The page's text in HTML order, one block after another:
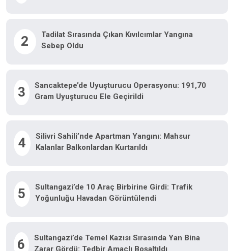
2
Tadilat Sırasında Çıkan Kıvılcımlar Yangına
Sebep Oldu
3
Sancaktepe’de Uyuşturucu Operasyonu: 191,70
Gram Uyuşturucu Ele Geçirildi
4
Silivri Sahili’nde Apartman Yangını: Mahsur
Kalanlar Balkonlardan Kurtarıldı
5
Sultangazi’de 10 Araç Birbirine Girdi: Trafik
Yoğunluğu Havadan Görüntülendi
6
Sultangazi’de Temel Kazısı Sırasında Yan Bina
Zarar Gördü: Tedbir Amaçlı Boşaltıldı